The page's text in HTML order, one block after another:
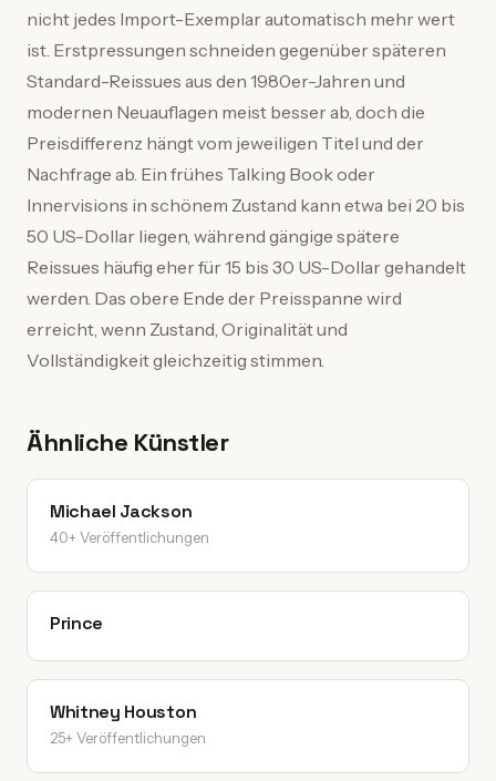
nicht jedes Import-Exemplar automatisch mehr wert
ist. Erstpressungen schneiden gegenüber späteren
Standard-Reissues aus den 1980er-Jahren und
modernen Neuauflagen meist besser ab, doch die
Preisdifferenz hängt vom jeweiligen Titel und der
Nachfrage ab. Ein frühes Talking Book oder
Innervisions in schönem Zustand kann etwa bei 20 bis
50 US-Dollar liegen, während gängige spätere
Reissues häufig eher für 15 bis 30 US-Dollar gehandelt
werden. Das obere Ende der Preisspanne wird
erreicht, wenn Zustand, Originalität und
Vollständigkeit gleichzeitig stimmen.
Ähnliche Künstler
Michael Jackson
40+ Veröffentlichungen
Prince
Whitney Houston
25+ Veröffentlichungen